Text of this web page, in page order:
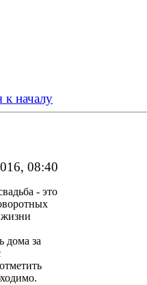
к началу
08:40
- это
дома за